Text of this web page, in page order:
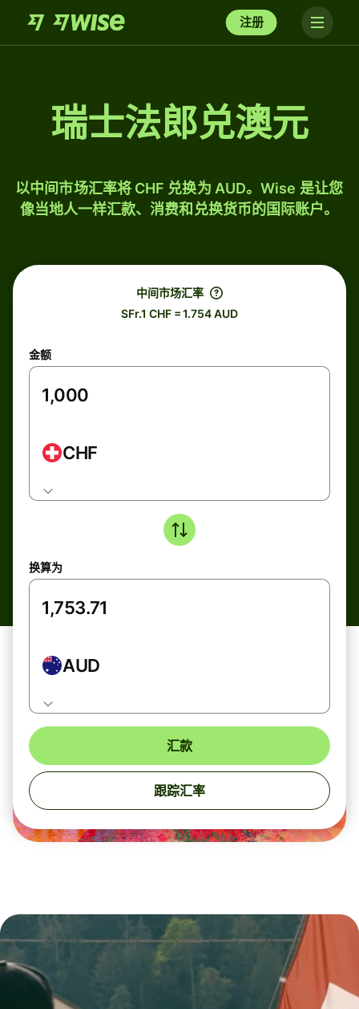
注册
瑞士法郎兑澳元
以中间市场汇率将 CHF 兑换为 AUD。Wise 是让您
像当地人一样汇款、消费和兑换货币的国际账户。
中间市场汇率
SFr.1 CHF = 1.754 AUD
金额
CHF
换算为
AUD
汇款
跟踪汇率